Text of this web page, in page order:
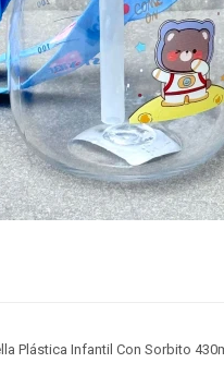
Plástica Infantil Con Sorbito